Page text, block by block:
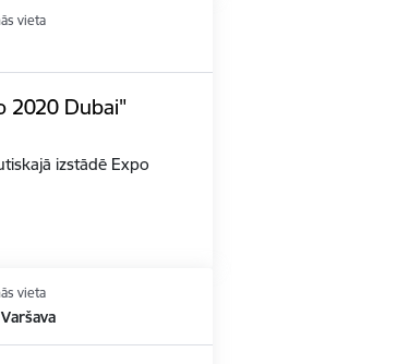
vieta
2020 Dubai"
izstādē Expo
vieta